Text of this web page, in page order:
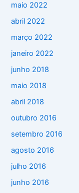
maio 2022
abril 2022
março 2022
janeiro 2022
junho 2018
maio 2018
abril 2018
outubro 2016
setembro 2016
agosto 2016
julho 2016
junho 2016